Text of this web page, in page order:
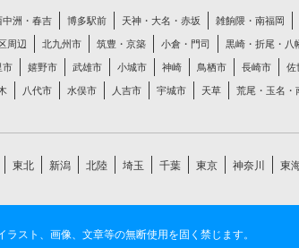
中洲・春吉 博多駅前 天神・大名・赤坂 雑餉隈・南福岡
周辺 北九州市 筑豊・京築 小倉・門司 黒崎・折尾・八
市 嬉野市 武雄市 小城市 神崎 鳥栖市 長崎市 佐
八代市 水俣市 人吉市 宇城市 天草 荒尾・玉名・
東北 新潟 北陸 埼玉 千葉 東京 神奈川 東
スト、画像、文章等の無断使用を固く禁じます。